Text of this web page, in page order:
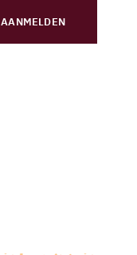
AANMELDEN